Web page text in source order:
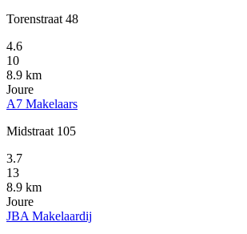
Torenstraat 48
4.6
10
8.9 km
Joure
A7 Makelaars
Midstraat 105
3.7
13
8.9 km
Joure
JBA Makelaardij